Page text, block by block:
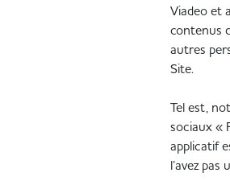
Viadeo et
contenus
autres
Site.
Tel est,
sociaux «
applicatif
l’avez